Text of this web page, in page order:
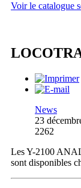
Voir le catalogue
News
23
2262
Les Y-2100
sont disponibles